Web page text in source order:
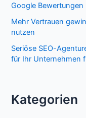
Google
Mehr Vertrauen
nutzen
Seriöse SEO-
für Ihr Unternehmen
Kategorien